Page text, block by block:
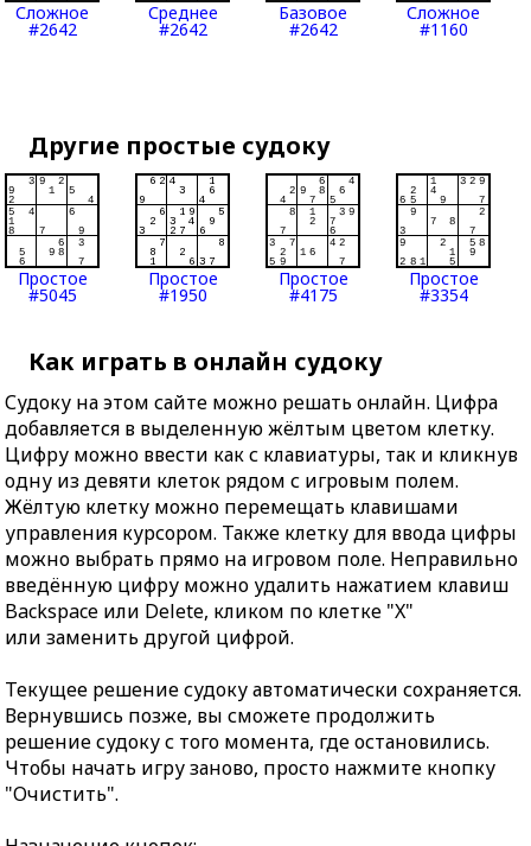
Сложное
#2642
Среднее
#2642
Базовое
#2642
Сложное
#1160
Другие простые судоку
Простое
#5045
Простое
#1950
Простое
#4175
Простое
#3354
Как играть в онлайн судоку
Судоку на этом сайте можно решать онлайн. Цифра
добавляется в выделенную жёлтым цветом клетку.
Цифру можно ввести как с клавиатуры, так и кликнув
одну из девяти клеток рядом с игровым полем.
Жёлтую клетку можно перемещать клавишами
управления курсором. Также клетку для ввода цифры
можно выбрать прямо на игровом поле. Неправильно
введённую цифру можно удалить нажатием клавиш
Backspace или Delete, кликом по клетке "X"
или заменить другой цифрой.
Текущее решение судоку автоматически сохраняется.
Вернувшись позже, вы сможете продолжить
решение судоку с того момента, где остановились.
Чтобы начать игру заново, просто нажмите кнопку
"Очистить".